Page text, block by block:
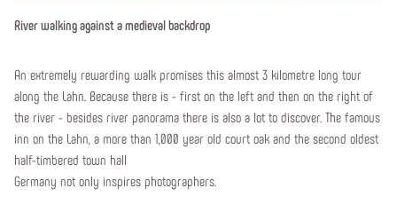
River walking against a medieval backdrop
An extremely rewarding walk promises this almost 3 kilometre long tour
along the Lahn. Because there is - first on the left and then on the right of
the river - besides river panorama there is also a lot to discover. The famous
inn on the Lahn, a more than 1,000 year old court oak and the second oldest
half-timbered town hall
Germany not only inspires photographers.